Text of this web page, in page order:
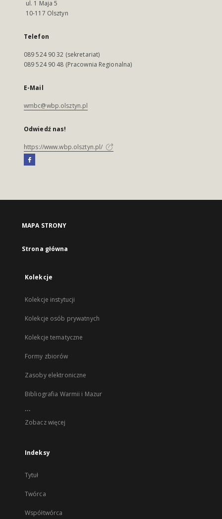
ul. 1 Maja 5
10-117 Olsztyn
Telefon
089 524 90 32 (sekretariat)
089 524 90 48 (Pracownia Regionalna)
E-Mail
wmbc@wbp.olsztyn.pl
Odwiedź nas!
https://www.wbp.olsztyn.pl/
MAPA STRONY
Strona główna
Kolekcje
Kolekcje instytucji
Kolekcje osób prywatnych
Kolekcje tematyczne
Formy zbiorów
Zasoby elektroniczne
Bibliografia Warmii i Mazur
...
Zobacz więcej
Indeksy
Tytuł
Twórca
Współtwórca